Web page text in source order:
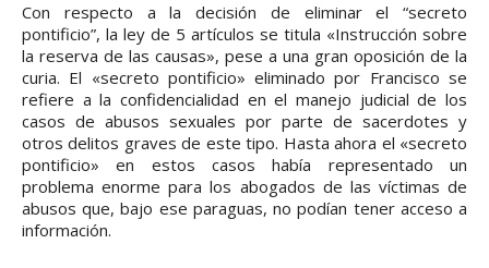
Con respecto a la decisión de eliminar el “secreto
pontificio”, la ley de 5 artículos se titula «Instrucción sobre
la reserva de las causas», pese a una gran oposición de la
curia. El «secreto pontificio» eliminado por Francisco se
refiere a la confidencialidad en el manejo judicial de los
casos de abusos sexuales por parte de sacerdotes y
otros delitos graves de este tipo. Hasta ahora el «secreto
pontificio» en estos casos había representado un
problema enorme para los abogados de las víctimas de
abusos que, bajo ese paraguas, no podían tener acceso a
información.